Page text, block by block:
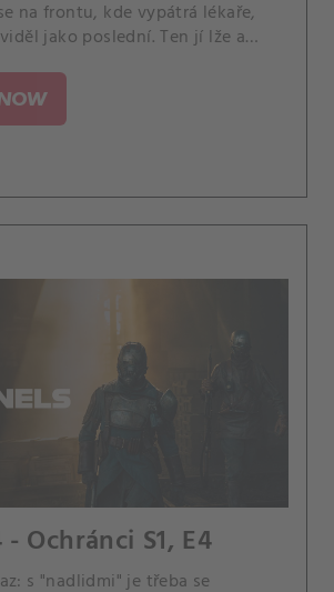
na frontu, kde vypátrá lékaře,
jako poslední. Ten jí lže a
a řekne jí, že lékař před
Ochránci S1, E4
s "nadlidmi" je třeba se